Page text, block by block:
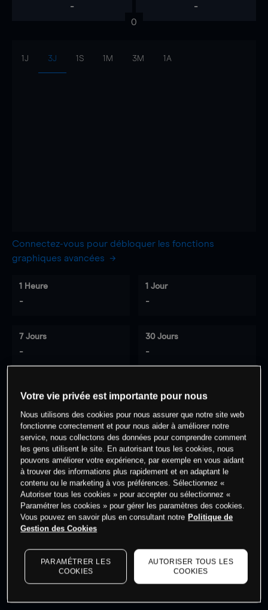
- -
0
1J 3J 1S 1M 3M 1A
Connectez-vous pour débloquer les fonctions
graphiques avancées
1 Heure
-
1 Jour
-
7 Jours
-
30 Jours
-
0 % des clients ont une position à
cet actif
Commencez à trader
dernières données du marché.Log into see latest
market data
Votre vie privée est importante pour nous
Nous utilisons des cookies pour nous assurer que notre site web
fonctionne correctement et pour nous aider à améliorer notre
service, nous collectons des données pour comprendre comment
les gens utilisent le site. En autorisant tous les cookies, nous
pouvons améliorer votre expérience, par exemple en vous aidant
à trouver des informations plus rapidement et en adaptant le
contenu ou le marketing à vos préférences. Sélectionnez «
Autoriser tous les cookies » pour accepter ou sélectionnez «
Paramétrer les cookies » pour gérer les paramètres des cookies.
Vous pouvez en savoir plus en consultant notre Politique de
Gestion des Cookies
PARAMÉTRER LES
COOKIES
AUTORISER TOUS LES
COOKIES